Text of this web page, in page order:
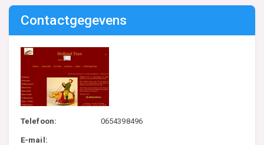
Contactgegevens
Telefoon: 0654398496
E-mail: